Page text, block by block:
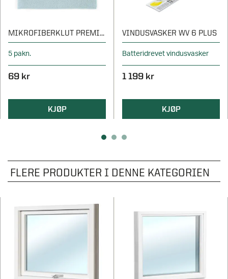
MIKROFIBERKLUT PREMIUM
5 pakn.
69 kr
KJØP
VINDUSVASKER WV 6 PLUS
Batteridrevet vindusvasker
1 199 kr
KJØP
FLERE PRODUKTER I DENNE KATEGORIEN